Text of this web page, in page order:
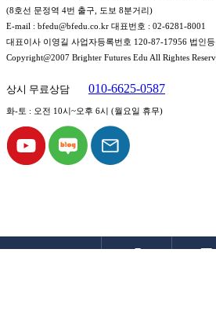
(8호선 문정역 4번 출구, 도보 8분거리)
E-mail : bfedu@bfedu.co.kr 대표번호 : 02-6281-8001
대표이사 이영길 사업자등록번호 120-87-17956 법인
Copyright@2007 Brighter Futures Edu All Rightes
상시 무료상담 010-6625-0587
화-토 : 오전 10시~오후 6시 (월요일 휴무)